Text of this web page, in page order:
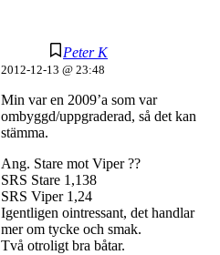
Peter K
2012-12-13 @ 23:48
Min var en 2009’a som var
ombyggd/uppgraderad, så det kan
stämma.
Ang. Stare mot Viper ??
SRS Stare 1,138
SRS Viper 1,24
Igentligen ointressant, det handlar
mer om tycke och smak.
Två otroligt bra båtar.